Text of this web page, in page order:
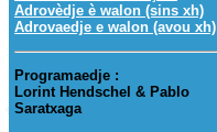
Adrovèdje è walon (sins xh)
Adrovaedje e walon (avou xh)
Programaedje :
Lorint Hendschel & Pablo
Saratxaga